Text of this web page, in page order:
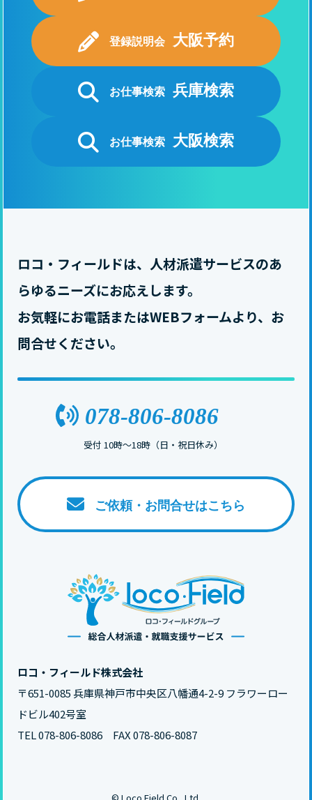
登録説明会 大阪予約
お仕事検索 兵庫検索
お仕事検索 大阪検索
ロコ・フィールド株式会社
〒651-0085 兵庫県神戸市中央区八幡通4-2-9 フラワーロー
ドビル402号室
TEL 078-806-8086 FAX 078-806-8087
ロコ・フィールドは、人材派遣サービスのあ
らゆるニーズにお応えします。
お気軽にお電話またはWEBフォームより、お
問合せください。
受付 10時〜18時（日・祝日休み）
ご依頼・お問合せはこちら